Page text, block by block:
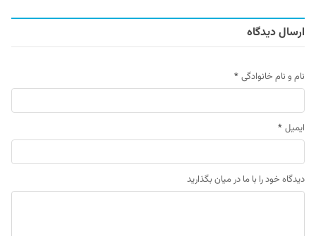
ارسال دیدگاه
نام و نام خانوادگی *
ایمیل *
دیدگاه خود را با ما در میان بگذارید